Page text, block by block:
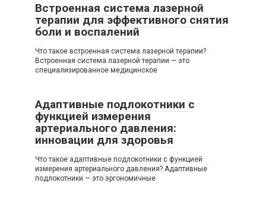
Встроенная система лазерной
терапии для эффективного снятия
боли и воспалений
Что такое встроенная система лазерной терапии?
Встроенная система лазерной терапии — это
специализированное медицинское
Адаптивные подлокотники с
функцией измерения
артериального давления:
инновации для здоровья
Что такое адаптивные подлокотники с функцией
измерения артериального давления? Адаптивные
подлокотники — это эргономичные